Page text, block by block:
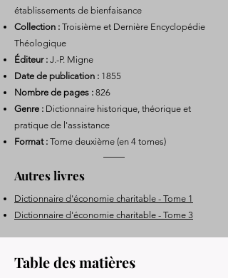
établissements de bienfaisance
Collection : Troisième et Dernière Encyclopédie
Théologique
Éditeur : J.-P. Migne
Date de publication : 1855
Nombre de pages : 826
Genre : Dictionnaire historique, théorique et
pratique de l'assistance
Format : Tome deuxième (en 4 tomes)
Autres livres
Dictionnaire d'économie charitable - Tome 1
Dictionnaire d'économie charitable - Tome 3
Table des matières